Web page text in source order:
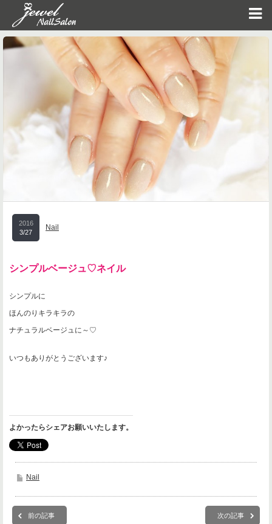
2016
3/27
Nail
シンプルベージュ♡ネイル
シンプルに
ほんのりキラキラの
ナチュラルベージュに～♡
いつもありがとうございます♪
よかったらシェアお願いいたします。
Nail
前の記事 次の記事